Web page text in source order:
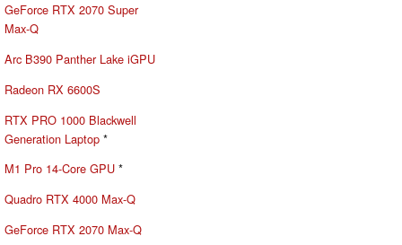
GeForce RTX 2070 Super
Max-Q
Arc B390 Panther Lake iGPU
Radeon RX 6600S
RTX PRO 1000 Blackwell
Generation Laptop *
M1 Pro 14-Core GPU *
Quadro RTX 4000 Max-Q
GeForce RTX 2070 Max-Q